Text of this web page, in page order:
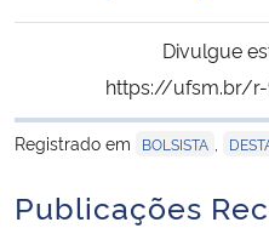
Controladoria-Geral da União
Ministério da Mulher, da Família e dos
Secretaria-Geral
Divulgue
https://ufsm.br/
Registrado em
BOLSISTA
Publicações